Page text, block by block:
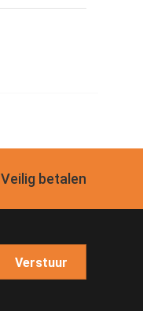
Veilig betalen
Verstuur